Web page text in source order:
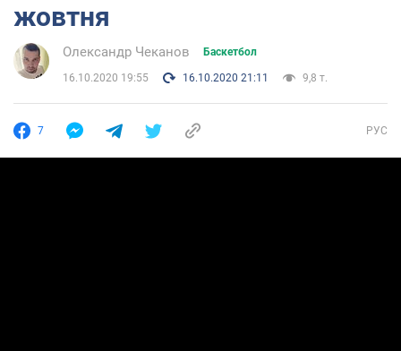
жовтня
Олександр Чеканов Баскетбол
16.10.2020 19:55 16.10.2020 21:11 9,8 т.
7 РУС